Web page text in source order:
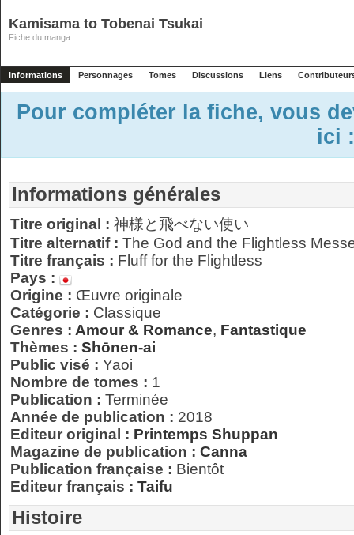
Kamisama to Tobenai Tsukai
Fiche du manga
Informations Personnages Tomes Discussions Liens
Pour compléter la fiche, vous
ici
Informations générales
Titre original : 神様と飛べない使い
Titre alternatif : The God and the Flightless
Titre français : Fluff for the Flightless
Pays :
Origine : Œuvre originale
Catégorie : Classique
Genres : Amour & Romance, Fantastique
Thèmes : Shōnen-ai
Public visé : Yaoi
Nombre de tomes : 1
Publication : Terminée
Année de publication : 2018
Editeur original : Printemps Shuppan
Magazine de publication : Canna
Publication française : Bientôt
Editeur français : Taifu
Histoire